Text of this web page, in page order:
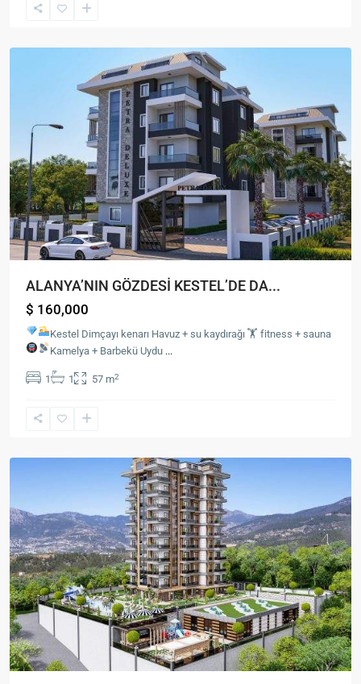
ALANYA’NIN GÖZDESİ KESTEL’DE DA...
$ 160,000
Kestel Dimçayı kenarı Havuz + su kaydırağı 🏋 fitness + sauna
Kamelya + Barbekü Uydu ...
1 1 57 m2